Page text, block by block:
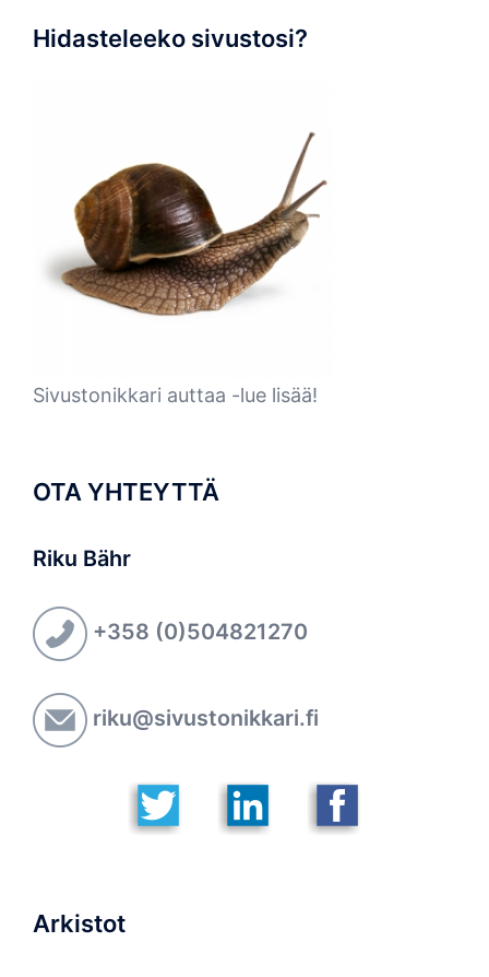
Hidasteleeko sivustosi?
Sivustonikkari auttaa -lue lisää!
OTA YHTEYTTÄ
Riku Bähr
+358 (0)504821270
riku@sivustonikkari.fi
Arkistot